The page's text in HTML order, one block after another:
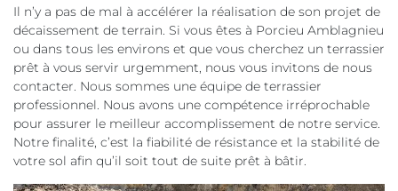
Il n’y a pas de mal à accélérer la réalisation de son projet de
décaissement de terrain. Si vous êtes à Porcieu Amblagnieu
ou dans tous les environs et que vous cherchez un terrassier
prêt à vous servir urgemment, nous vous invitons de nous
contacter. Nous sommes une équipe de terrassier
professionnel. Nous avons une compétence irréprochable
pour assurer le meilleur accomplissement de notre service.
Notre finalité, c’est la fiabilité de résistance et la stabilité de
votre sol afin qu’il soit tout de suite prêt à bâtir.